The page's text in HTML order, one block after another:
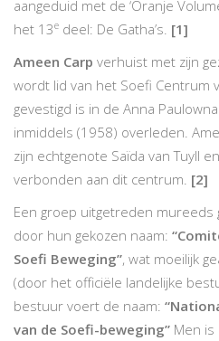
aangeduid met de ‘Oranje
het 13e deel: De Gatha’s. [1]
Ameen Carp verhuist met zijn
wordt lid van het Soefi Centrum
gevestigd is in de Anna
inmiddels (1958) overleden.
zijn echtgenote Saïda van Tuyll
verbonden aan dit centrum. [2]
Een groep uitgetreden
door hun gekozen naam:
Soefi Beweging”, wat moeilijk
(door het officiële landelijke
bestuur voert de naam:
van de Soefi-beweging” Men